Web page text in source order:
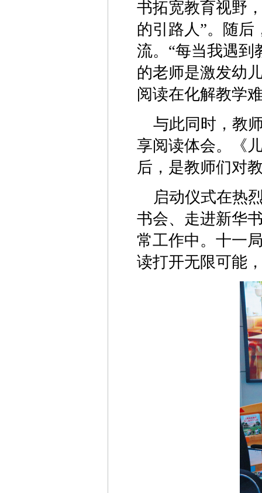
书拓宽教育视野
的引路人”。随后
流。“每当我遇到
的老师是激发幼
阅读在化解教学
与此同时，教
享阅读体会。《
后，是教师们对
启动仪式在热
书会、走进新华
常工作中。十一
读打开无限可能